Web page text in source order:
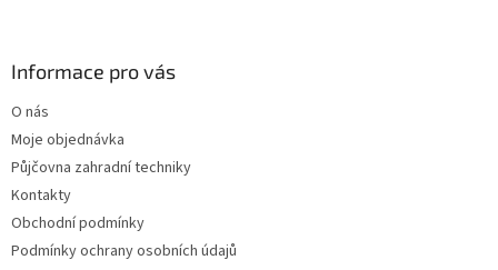
Informace pro vás
O nás
Moje objednávka
Půjčovna zahradní techniky
Kontakty
Obchodní podmínky
Podmínky ochrany osobních údajů